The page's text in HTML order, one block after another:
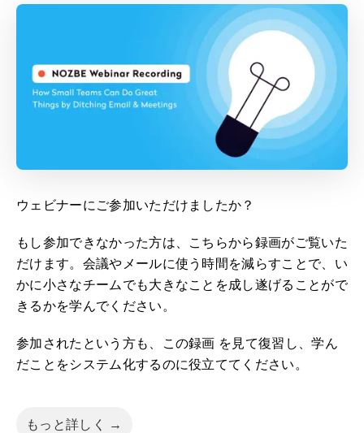
ウェビナーにご参加いただけましたか？
もし参加できなかった方は、こちらから録画がご覧いた
だけます。会議やメールに使う時間を減らすことで、い
かに小さなチームでも大きなことを成し遂げることがで
きるかを学んでください。
参加されたという方も、この録画 を見て復習し、学ん
だことをシステム化するのに役立ててください。
もっと詳しく →